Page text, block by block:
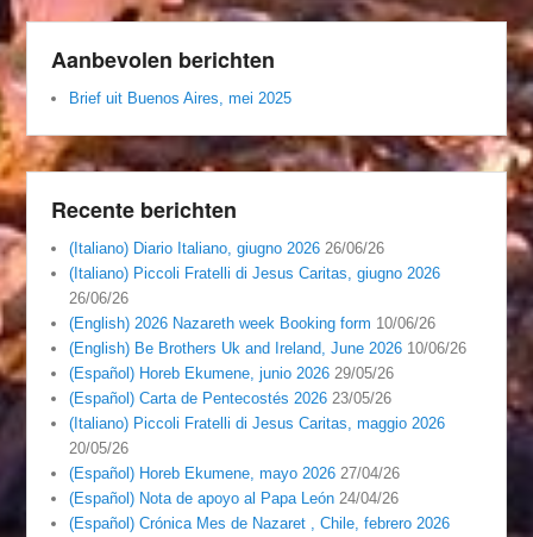
Aanbevolen berichten
Brief uit Buenos Aires, mei 2025
Recente berichten
(Italiano) Diario Italiano, giugno 2026 26/06/26
(Italiano) Piccoli Fratelli di Jesus Caritas, giugno 2026
26/06/26
(English) 2026 Nazareth week Booking form 10/06/26
(English) Be Brothers Uk and Ireland, June 2026 10/06/26
(Español) Horeb Ekumene, junio 2026 29/05/26
(Español) Carta de Pentecostés 2026 23/05/26
(Italiano) Piccoli Fratelli di Jesus Caritas, maggio 2026
20/05/26
(Español) Horeb Ekumene, mayo 2026 27/04/26
(Español) Nota de apoyo al Papa León 24/04/26
(Español) Crónica Mes de Nazaret , Chile, febrero 2026